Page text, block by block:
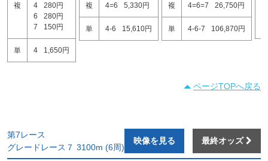
複 4
280円
6
280円
7
150円
単 4 1,650円
複 4=6 5,330円
単 4-6 15,610円
複 4=6=7 26,750円
単 4-6-7 106,870円
ページTOPへ戻る
第7レース
グレードレース７ 3100m (6周)
映像を見る 最終オッズ